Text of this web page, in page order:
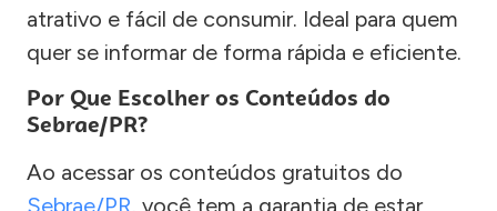
atrativo e fácil de consumir. Ideal para quem
quer se informar de forma rápida e eficiente.
Por Que Escolher os Conteúdos do
Sebrae/PR?
Ao acessar os conteúdos gratuitos do
Sebrae/PR, você tem a garantia de estar